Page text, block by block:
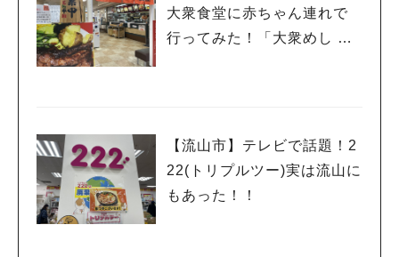
大衆食堂に赤ちゃん連れで
行ってみた！「大衆めし と
【流山市】テレビで話題！2
22(トリプルツー)実は流山に
もあった！！
人気のキーワード
#ラーメン#ショッピング#カフェ